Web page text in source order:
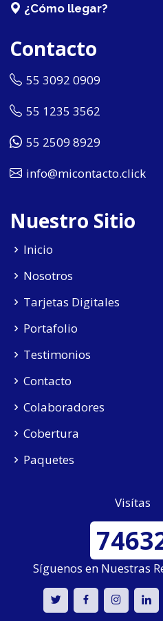
¿Cómo llegar?
Contacto
55 3092 0909
55 1235 3562
55 2509 8929
info@micontacto.click
Nuestro Sitio
Inicio
Nosotros
Tarjetas Digitales
Portafolio
Testimonios
Contacto
Colaboradores
Cobertura
Paquetes
Visítas
Síguenos en Nuestras